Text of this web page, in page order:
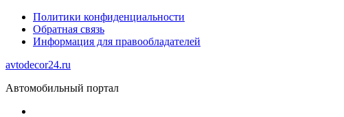
Политики конфиденциальности
Обратная связь
Информация для правообладателей
avtodecor24.ru
Автомобильный портал